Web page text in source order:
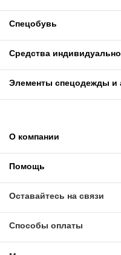
Спецобувь
Средства
Элементы спецодежды и
О компании
Помощь
Оставайтесь на связи
Способы оплаты